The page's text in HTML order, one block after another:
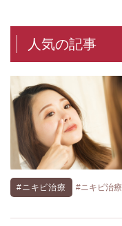
人気の記事
#ニキビ治療 #ニキビ治療